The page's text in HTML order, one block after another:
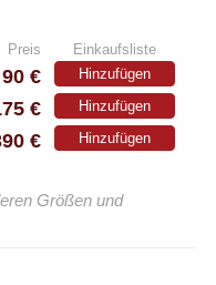
Preis Einkaufsliste
90 € Hinzufügen
€ Hinzufügen
€ Hinzufügen
Größen und